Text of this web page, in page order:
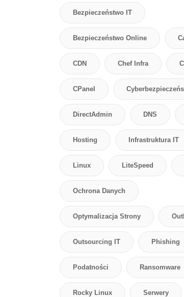
Bezpieczeństwo IT
Bezpieczeństwo Online
CDN Chef Infra
CPanel
DirectAdmin DNS
Hosting Infrastruktura IT
Linux LiteSpeed
Ochrona Danych
Optymalizacja Strony
Outsourcing IT Phishing
Podatności Ransomware
Rocky Linux Serwery